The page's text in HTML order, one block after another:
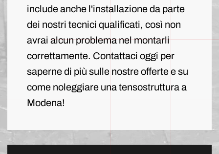
include anche l'installazione da parte
dei nostri tecnici qualificati, così non
avrai alcun problema nel montarli
correttamente. Contattaci oggi per
saperne di più sulle nostre offerte e su
come noleggiare una tensostruttura a
Modena!